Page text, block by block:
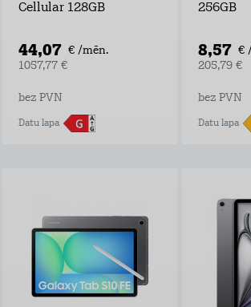
Cellular 128GB
44,07 € /mēn.
1057,77 €
bez PVN
Datu lapa
256GB
8,57 €
205,79 €
bez PVN
Datu lapa